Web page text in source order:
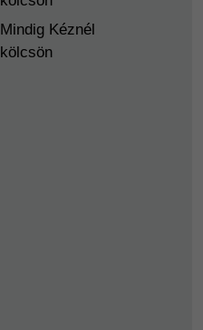
Mindig Kéznél
kölcsön